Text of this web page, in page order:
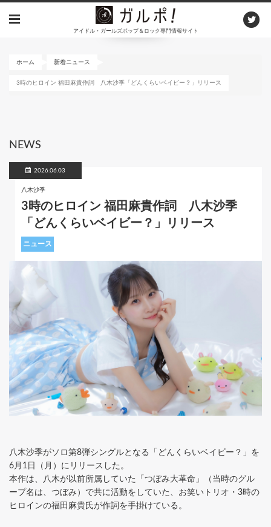
アイドル・ガールズポップ＆ロック専門情報サイト
ホーム 新着ニュース
3時のヒロイン 福田麻貴作詞 八木沙季「どんくらいベイビー？」リリース
NEWS
2026.06.03
八木沙季
3時のヒロイン 福田麻貴作詞 八木沙季
「どんくらいベイビー？」リリース
ニュース
八木沙季がソロ第8弾シングルとなる「どんくらいベイビー？」を
6月1日（月）にリリースした。
本作は、八木が以前所属していた「つぼみ大革命」（当時のグル
ープ名は、つぼみ）で共に活動をしていた、お笑いトリオ・3時の
ヒロインの福田麻貴氏が作詞を手掛けている。